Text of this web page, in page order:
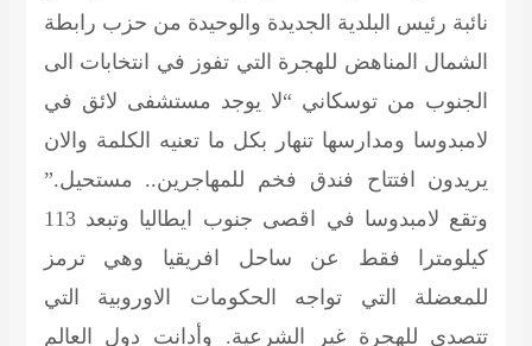
نائبة رئيس البلدية الجديدة والوحيدة من حزب رابطة
الشمال المناهض للهجرة التي تفوز في انتخابات الى
الجنوب من توسكاني “لا يوجد مستشفى لائق في
لامبدوسا ومدارسها تنهار بكل ما تعنيه الكلمة والان
يريدون افتتاح فندق فخم للمهاجرين.. مستحيل.”
وتقع لامبدوسا في اقصى جنوب ايطاليا وتبعد 113
كيلومترا فقط عن ساحل افريقيا وهي ترمز
للمعضلة التي تواجه الحكومات الاوروبية التي
تتصدى للهجرة غير الشرعية. وأدانت دول العالم